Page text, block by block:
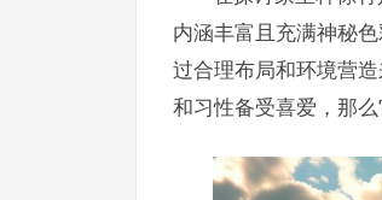
内涵丰富且充满神秘
过合理布局和环境营
和习性备受喜爱，那